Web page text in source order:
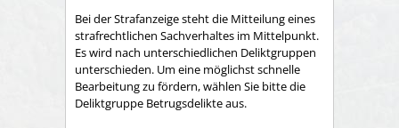
Bei der Strafanzeige steht die Mitteilung eines
strafrechtlichen Sachverhaltes im Mittelpunkt.
Es wird nach unterschiedlichen Deliktgruppen
unterschieden. Um eine möglichst schnelle
Bearbeitung zu fördern, wählen Sie bitte die
Deliktgruppe Betrugsdelikte aus.